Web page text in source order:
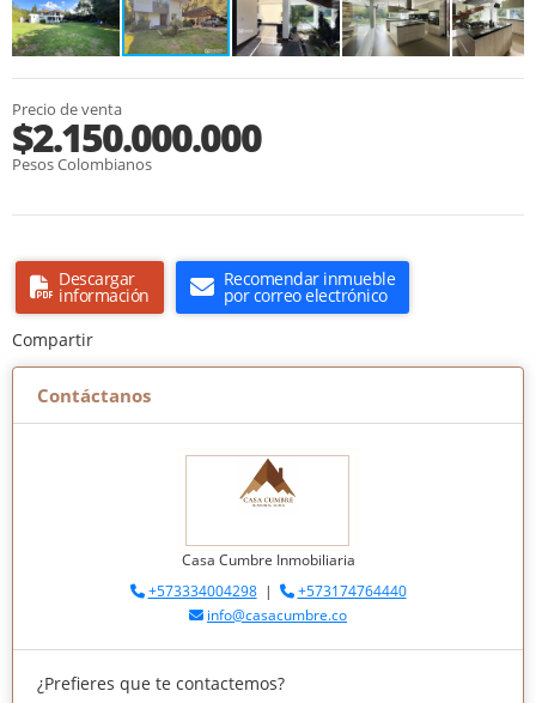
Precio de venta
$2.150.000.000
Pesos Colombianos
Descargar
información
Recomendar inmueble
por correo electrónico
Compartir
Contáctanos
Casa Cumbre Inmobiliaria
+573334004298|
+573174764440
info@casacumbre.co
¿Prefieres que te contactemos?